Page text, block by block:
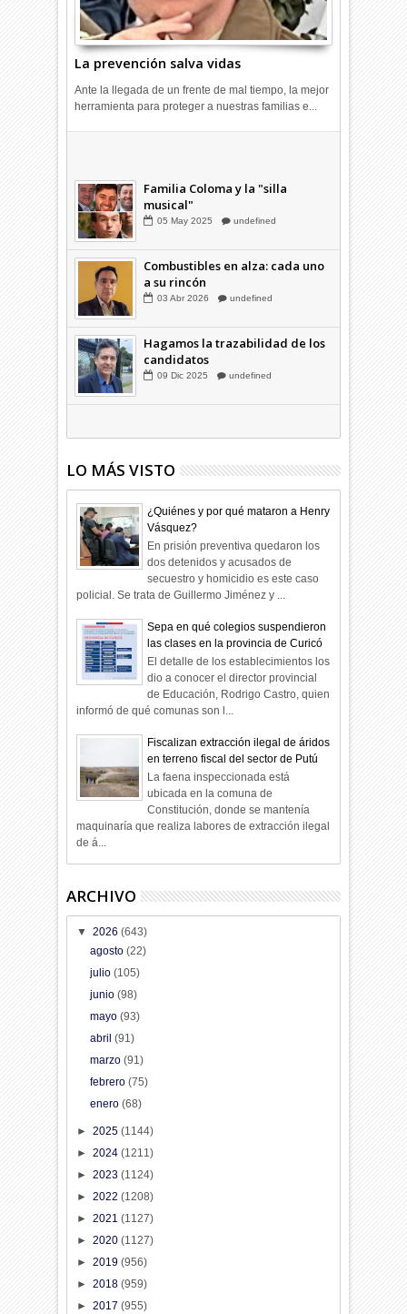
La prevención salva vidas
Ante la llegada de un frente de mal tiempo, la mejor
herramienta para proteger a nuestras familias e...
Familia Coloma y la "silla
05 May 2025 undefined
Combustibles en alza: cada uno
03Abr 2026 undefined
Hagamos la trazabilidad de los
09 Dic 2025 undefined
LO MÁS VISTO
¿Quiénes y por qué mataron a Henry
Vásquez?
En prisión preventiva quedaron los
dos detenidos y acusados de
secuestro y homicidio es este caso
policial. Se trata de Guillermo Jiménez y ...
Sepa en qué colegios suspendieron
las clases en la provincia de Curicó
El detalle de los establecimientos los
dio a conocer el director provincial
de Educación, Rodrigo Castro, quien
informó de qué comunas son l...
Fiscalizan extracción ilegal de áridos
en terreno fiscal del sector de Putú
La faena inspeccionada está
ubicada en la comuna de
Constitución, donde se mantenía
maquinaría que realiza labores de extracción ilegal
de á...
ARCHIVO
▼2026(643)
agosto (22)
julio (105)
junio (98)
mayo (93)
abril (91)
marzo (91)
febrero (75)
enero (68)
►2025(1144)
►2024(1211)
►2023(1124)
►2022(1208)
►2021(1127)
►2020(1127)
►2019(956)
►2018(959)
►2017(955)